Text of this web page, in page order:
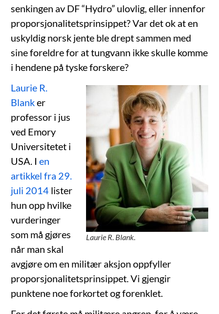
senkingen av DF “Hydro” ulovlig, eller innenfor
proporsjonalitetsprinsippet? Var det ok at en
uskyldig norsk jente ble drept sammen med
sine foreldre for at tungvann ikke skulle komme
i hendene på tyske forskere?
Laurie R. Blank.
Laurie R.
Blanker
professor i jus
ved Emory
Universitetet i
USA. Ien
artikkel fra 29.
juli 2014 lister
hun opp hvilke
vurderinger
som må gjøres
når man skal
avgjøre om en militær aksjon oppfyller
proporsjonalitetsprinsippet. Vi gjengir
punktene noe forkortet og forenklet.